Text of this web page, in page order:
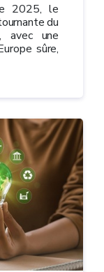
2025, le
du
avec une
sûre,